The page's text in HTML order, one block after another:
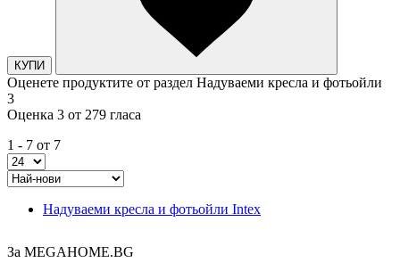
КУПИ
Оценете продуктите от раздел Надуваеми кресла и фотьойли
3
Оценка 3 от 279 гласа
1 - 7 от 7
Надуваеми кресла и фотьойли Intex
За MEGAHOME.BG